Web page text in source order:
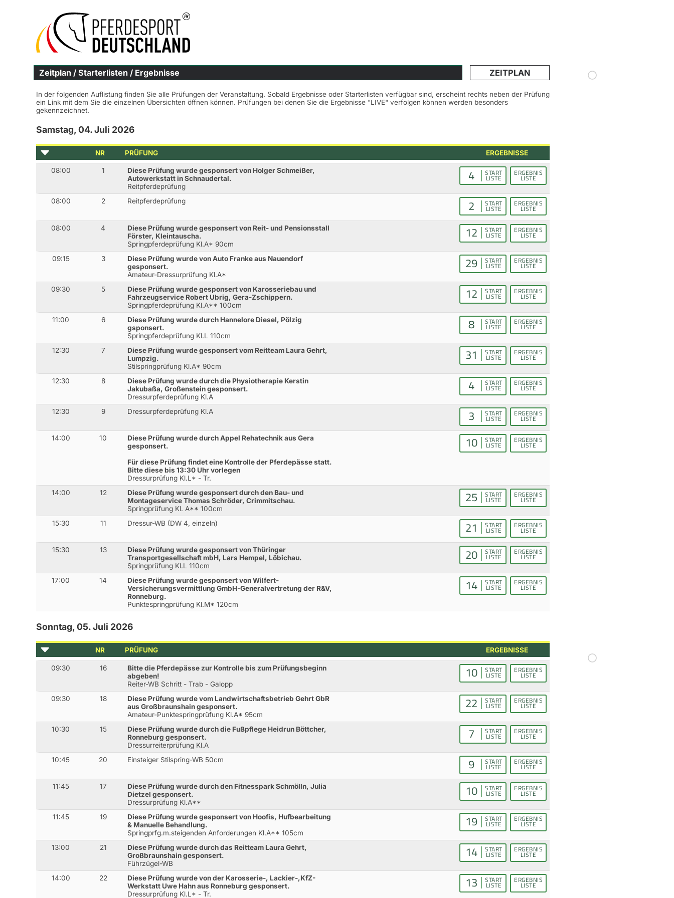
Zeitplan / Starterlisten / Ergebnisse ZEITPLAN
In der folgenden Auflistung finden Sie alle Prüfungen der Veranstaltung. Sobald Ergebnisse oder Starterlisten verfügbar sind, erscheint rechts neben der Prüfung
ein Link mit dem Sie die einzelnen Übersichten öffnen können. Prüfungen bei denen Sie die Ergebnisse "LIVE" verfolgen können werden besonders
gekennzeichnet.
Samstag, 04. Juli 2026
NR PRÜFUNG ERGEBNISSE
08:00 1
Diese Prüfung wurde gesponsert von Holger Schmeißer,
Autowerkstatt in Schnaudertal.
Reitpferdeprüfung
4 START
LISTE
ERGEBNIS
LISTE
08:00 2 Reitpferdeprüfung 2 START
LISTE
ERGEBNIS
LISTE
08:00 4
Diese Prüfung wurde gesponsert von Reit- und Pensionsstall
Förster, Kleintauscha.
Springpferdeprüfung Kl.A* 90cm
12 START
LISTE
ERGEBNIS
LISTE
09:15 3
Diese Prüfung wurde von Auto Franke aus Nauendorf
gesponsert.
Amateur-Dressurprüfung Kl.A*
29 START
LISTE
ERGEBNIS
LISTE
09:30 5
Diese Prüfung wurde gesponsert von Karosseriebau und
Fahrzeugservice Robert Ubrig, Gera-Zschippern.
Springpferdeprüfung Kl.A** 100cm
12 START
LISTE
ERGEBNIS
LISTE
11:00 6
Diese Prüfung wurde durch Hannelore Diesel, Pölzig
gsponsert.
Springpferdeprüfung Kl.L 110cm
8 START
LISTE
ERGEBNIS
LISTE
12:30 7
Diese Prüfung wurde gesponsert vom Reitteam Laura Gehrt,
Lumpzig.
Stilspringprüfung Kl.A* 90cm
31 START
LISTE
ERGEBNIS
LISTE
12:30 8
Diese Prüfung wurde durch die Physiotherapie Kerstin
Jakubaßa, Großenstein gesponsert.
Dressurpferdeprüfung Kl.A
4 START
LISTE
ERGEBNIS
LISTE
12:30 9 Dressurpferdeprüfung Kl.A 3 START
LISTE
ERGEBNIS
LISTE
14:00 10
Diese Prüfung wurde durch Appel Rehatechnik aus Gera
gesponsert.
Für diese Prüfung findet eine Kontrolle der Pferdepässe statt.
Bitte diese bis 13:30 Uhr vorlegen
Dressurprüfung Kl.L* - Tr.
10 START
LISTE
ERGEBNIS
LISTE
14:00 12
Diese Prüfung wurde gesponsert durch den Bau- und
Montageservice Thomas Schröder, Crimmitschau.
Springprüfung Kl. A** 100cm
25 START
LISTE
ERGEBNIS
LISTE
15:30 11 Dressur-WB (DW 4, einzeln) 21 START
LISTE
ERGEBNIS
LISTE
15:30 13
Diese Prüfung wurde gesponsert von Thüringer
Transportgesellschaft mbH, Lars Hempel, Löbichau.
Springprüfung Kl.L 110cm
20 START
LISTE
ERGEBNIS
LISTE
17:00 14
Diese Prüfung wurde gesponsert von Wilfert-
Versicherungsvermittlung GmbH-Generalvertretung der R&V,
Ronneburg.
Punktespringprüfung Kl.M* 120cm
14 START
LISTE
ERGEBNIS
LISTE
Sonntag, 05. Juli 2026
NR PRÜFUNG ERGEBNISSE
09:30 16
Bitte die Pferdepässe zur Kontrolle bis zum Prüfungsbeginn
abgeben!
Reiter-WB Schritt - Trab - Galopp
10 START
LISTE
ERGEBNIS
LISTE
09:30 18
Diese Prüfung wurde vom Landwirtschaftsbetrieb Gehrt GbR
aus Großbraunshain gesponsert.
Amateur-Punktespringprüfung Kl.A* 95cm
22 START
LISTE
ERGEBNIS
LISTE
10:30 15
Diese Prüfung wurde durch die Fußpflege Heidrun Böttcher,
Ronneburg gesponsert.
Dressurreiterprüfung Kl.A
7 START
LISTE
ERGEBNIS
LISTE
10:45 20 Einsteiger Stilspring-WB 50cm 9 START
LISTE
ERGEBNIS
LISTE
11:45 17
Diese Prüfung wurde durch den Fitnesspark Schmölln, Julia
Dietzel gesponsert.
Dressurprüfung Kl.A**
10 START
LISTE
ERGEBNIS
LISTE
11:45 19
Diese Prüfung wurde gesponsert von Hoofis, Hufbearbeitung
& Manuelle Behandlung.
Springprfg.m.steigenden Anforderungen Kl.A** 105cm
19 START
LISTE
ERGEBNIS
LISTE
13:00 21
Diese Prüfung wurde durch das Reitteam Laura Gehrt,
Großbraunshain gesponsert.
Führzügel-WB
14 START
LISTE
ERGEBNIS
LISTE
14:00 22
Diese Prüfung wurde von der Karosserie-, Lackier-,KfZ-
Werkstatt Uwe Hahn aus Ronneburg gesponsert.
Dressurprüfung Kl.L* - Tr.
13 START
LISTE
ERGEBNIS
LISTE